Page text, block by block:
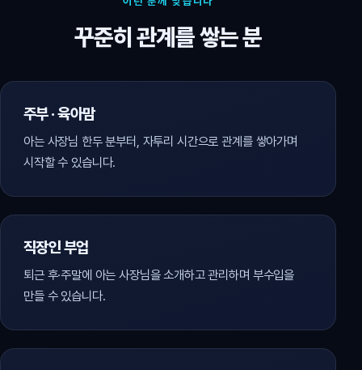
꾸준히 관계를 쌓는 분
주부 · 육아맘
아는 사장님 한두 분부터, 자투리 시간으로 관계를 쌓아가며
시작할 수 있습니다.
직장인 부업
퇴근 후·주말에 아는 사장님을 소개하고 관리하며 부수입을
만들 수 있습니다.